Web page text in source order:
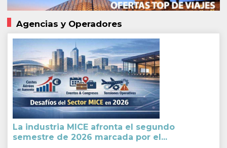
Agencias y Operadores
La industria MICE afronta el segundo
semestre de 2026 marcada por el...